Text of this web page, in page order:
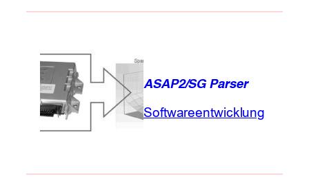
ASAP2/SG Parser
Softwareentwicklung